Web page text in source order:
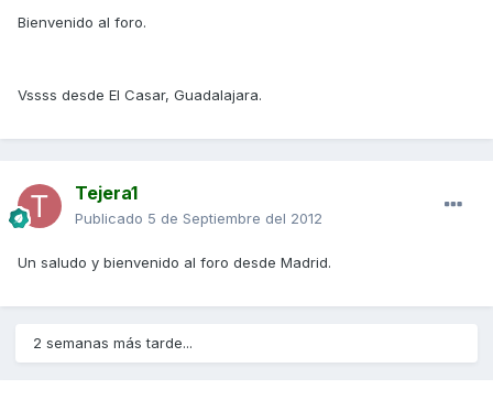
Bienvenido al foro.
Vssss desde El Casar, Guadalajara.
Tejera1
Publicado 5 de Septiembre del 2012
Un saludo y bienvenido al foro desde Madrid.
2 semanas más tarde...